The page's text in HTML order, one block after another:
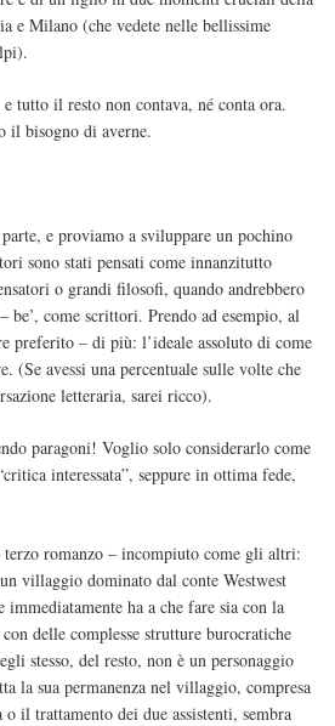
e Milano (che vedete nelle bellissime
tutto il resto non contava, né conta ora.
il bisogno di averne.
e proviamo a sviluppare un pochino
sono stati pensati come innanzitutto
o grandi filosofi, quando andrebbero
be’, come scrittori. Prendo ad esempio, al
preferito – di più: l’ideale assoluto di come
(Se avessi una percentuale sulle volte che
letteraria, sarei ricco).
paragoni! Voglio solo considerarlo come
interessata”, seppure in ottima fede,
romanzo – incompiuto come gli altri:
villaggio dominato dal conte Westwest
ha a che fare sia con la
delle complesse strutture burocratiche
stesso, del resto, non è un personaggio
la sua permanenza nel villaggio, compresa
il trattamento dei due assistenti, sembra